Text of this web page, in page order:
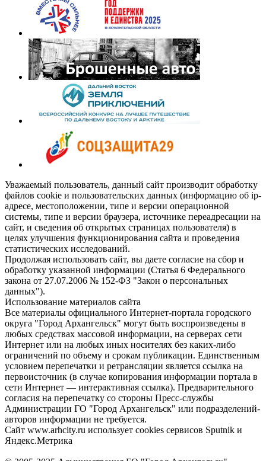
Уважаемый пользователь, данный сайт производит обработку
файлов cookie и пользовательских данных (информацию об ip-
адресе, местоположении, типе и версии операционной
системы, типе и версии браузера, источнике переадресации на
сайт, и сведения об открытых страницах пользователя) в
целях улучшения функционирования сайта и проведения
статистических исследований.
Продолжая использовать сайт, вы даете согласие на сбор и
обработку указанной информации (Статья 6 Федерального
закона от 27.07.2006 № 152-ФЗ "Закон о персональных
данных").
Использование материалов сайта
Все материалы официального Интернет-портала городского
округа "Город Архангельск" могут быть воспроизведены в
любых средствах массовой информации, на серверах сети
Интернет или на любых иных носителях без каких-либо
ограничений по объему и срокам публикации. Единственным
условием перепечатки и ретрансляции является ссылка на
первоисточник (в случае копирования информации портала в
сети Интернет — интерактивная ссылка). Предварительного
согласия на перепечатку со стороны Пресс-службы
Администрации ГО "Город Архангельск" или подразделений-
авторов информации не требуется.
Сайт www.arhcity.ru использует cookies сервисов Sputnik и
Яндекс.Метрика